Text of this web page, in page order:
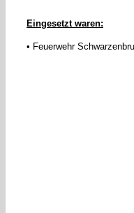
Eingesetzt waren:
• Feuerwehr